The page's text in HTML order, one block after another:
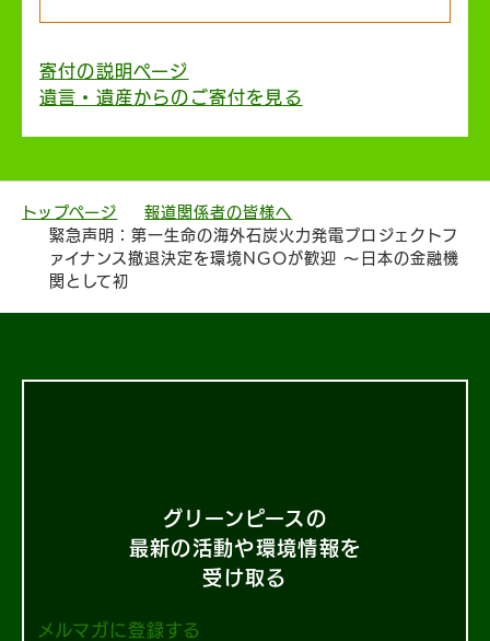
寄付の説明ページ
遺言・遺産からのご寄付を見る
トップページ
報道関係者の皆様へ
緊急声明：第一生命の海外石炭火力発電プロジェクトフ
ァイナンス撤退決定を環境NGOが歓迎 ～日本の金融機
関として初
グリーンピースの
最新の活動や環境情報を
受け取る
メルマガに登録する